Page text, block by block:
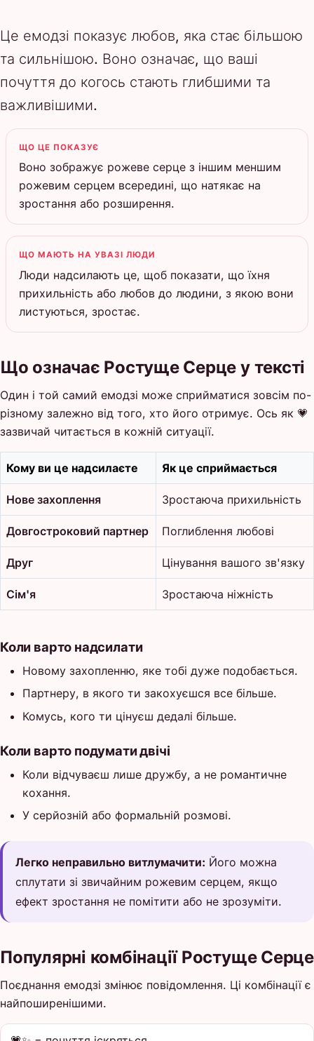
Це емодзі показує любов, яка стає більшою
та сильнішою. Воно означає, що ваші
почуття до когось стають глибшими та
важливішими.
ЩО ЦЕ ПОКАЗУЄ
Воно зображує рожеве серце з іншим меншим
рожевим серцем всередині, що натякає на
зростання або розширення.
ЩО МАЮТЬ НА УВАЗІ ЛЮДИ
Люди надсилають це, щоб показати, що їхня
прихильність або любов до людини, з якою вони
листуються, зростає.
Що означає Ростуще Серце у тексті
Один і той самий емодзі може сприйматися зовсім по-
різному залежно від того, хто його отримує. Ось як 💗
зазвичай читається в кожній ситуації.
Кому ви це надсилаєте Як це сприймається
Нове захоплення Зростаюча прихильність
Довгостроковий партнер Поглиблення любові
Друг Цінування вашого зв'язку
Сім'я Зростаюча ніжність
Коли варто надсилати
Новому захопленню, яке тобі дуже подобається.
Партнеру, в якого ти закохуєшся все більше.
Комусь, кого ти цінуєш дедалі більше.
Коли варто подумати двічі
Коли відчуваєш лише дружбу, а не романтичне
кохання.
У серйозній або формальній розмові.
Легко неправильно витлумачити: Його можна
сплутати зі звичайним рожевим серцем, якщо
ефект зростання не помітити або не зрозуміти.
Популярні комбінації Ростуще Серце
Поєднання емодзі змінює повідомлення. Ці комбінації є
найпоширенішими.